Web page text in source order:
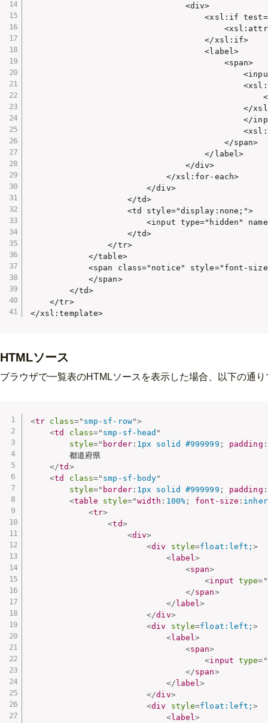
<div>
<xsl:if
<xsl:attribute
</xsl:if>
<label>
<span>
<input type="checkbox"
<xsl:if
<xsl:attribute
</
</
<xsl:value-of
</span>
</label>
</div>
</xsl:for-each>
</div>
</td>
<td style="display:none;">
<input type="hidden"
</td>
</tr>
</table>
<span class="notice" style="font-
</span>
</td>
</tr>
</xsl:template>
HTMLソース
ブラウザで一覧表のHTMLソースを表示した場合、以下の通り
<tr class=" smp-sf-row">
<td class=" smp-sf-head "
style=" border: 1px solid #999999 ; padding :
        都道府県
</td >
<td class=" smp-sf-body"
style=" border: 1px solid #999999 ; padding :
<table style="width : 100% ; font-size :
<tr>
<td>
<div>
<div style=float:left;>
<label>
<span>
<input type= "
</span>
</ label>
</div>
<div style=float:left;>
<label>
<span>
<input type= "
</span>
</ label>
</div>
<div style=float:left;>
<label>